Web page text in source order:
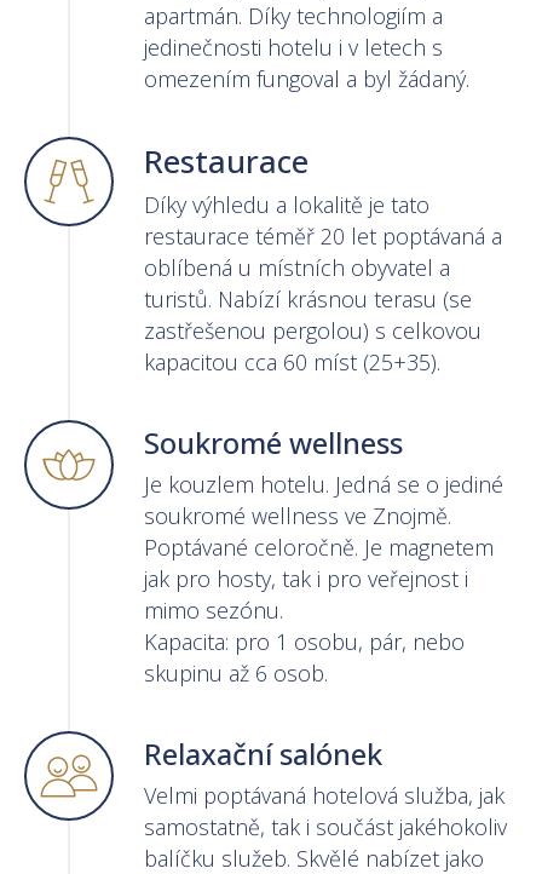
apartmán. Díky technologiím a
jedinečnosti hotelu i v letech s
omezením fungoval a byl žádaný.
Restaurace
Díky výhledu a lokalitě je tato
restaurace téměř 20 let poptávaná a
oblíbená u místních obyvatel a
turistů. Nabízí krásnou terasu (se
zastřešenou pergolou) s celkovou
kapacitou cca 60 míst (25+35).
Soukromé wellness
Je kouzlem hotelu. Jedná se o jediné
soukromé wellness ve Znojmě.
Poptávané celoročně. Je magnetem
jak pro hosty, tak i pro veřejnost i
mimo sezónu.
Kapacita: pro 1 osobu, pár, nebo
skupinu až 6 osob.
Relaxační salónek
Velmi poptávaná hotelová služba, jak
samostatně, tak i součást jakéhokoliv
balíčku služeb. Skvělé nabízet jako